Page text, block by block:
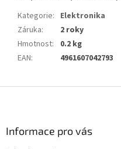
Kategorie: Elektronika
Záruka:
2 roky
Hmotnost:
0.2 kg
EAN: 4961607042793
Informace pro vás